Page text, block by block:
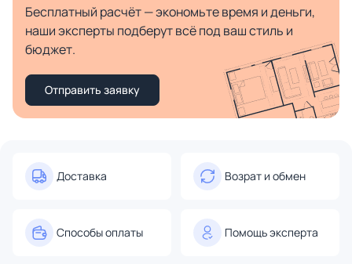
Бесплатный расчёт — экономьте время и деньги,
наши эксперты подберут всё под ваш стиль и
бюджет.
Отправить заявку
Доставка Возрат и обмен
Способы оплаты Помощь эксперта